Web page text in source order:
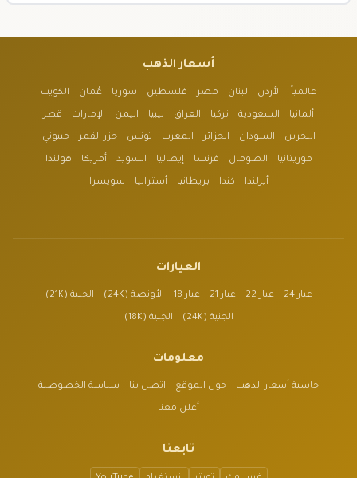
أسعار الذهب
عالمياً الأردن لبنان مصر فلسطين سوريا عُمان الكويت
ألمانيا السعودية تركيا العراق ليبيا اليمن الإمارات قطر
البحرين السودان الجزائر المغرب تونس جزر القمر جيبوتي
موريتانيا الصومال فرنسا إيطاليا السويد أمريكا هولندا
أيرلندا كندا بريطانيا أستراليا سويسرا
العيارات
عيار 24 عيار 22 عيار 21 عيار 18 الأونصة (24K) الجنية (21K)
الجنية (24K) الجنية (18K)
معلومات
حاسبة أسعار الذهب حول الموقع اتصل بنا سياسة الخصوصية
أعلن معنا
تابعنا